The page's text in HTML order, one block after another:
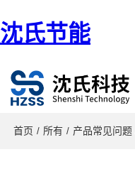
沈氏节能
首页 / 所有 / 产品常见问题